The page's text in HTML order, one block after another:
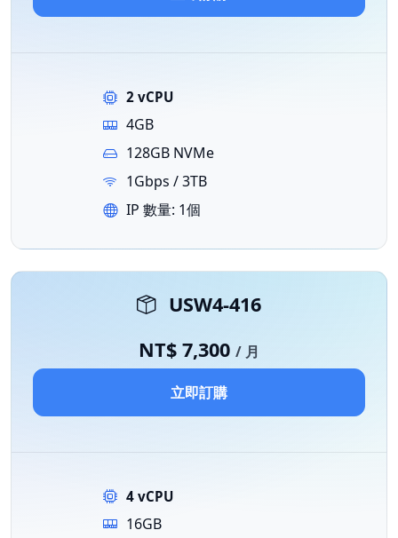
2 vCPU
4GB
128GB NVMe
1Gbps / 3TB
IP 數量: 1個
USW4-416
NT$ 7,300 / 月
立即訂購
4 vCPU
16GB